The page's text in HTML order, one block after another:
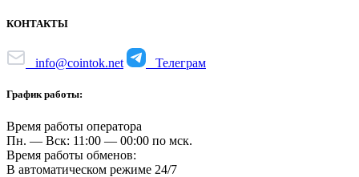
КОНТАКТЫ
info@cointok.net Телеграм
График работы:
Время работы оператора
Пн. — Вск: 11:00 — 00:00 по мск.
Время работы обменов:
В автоматическом режиме 24/7